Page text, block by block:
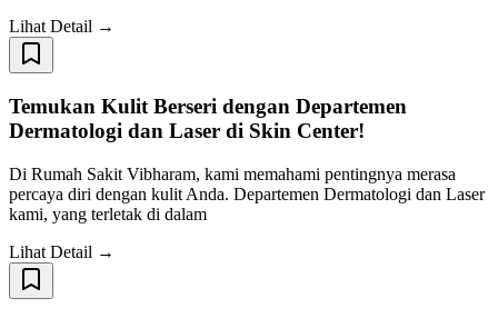
Lihat Detail →
Temukan Kulit Berseri dengan Departemen
Dermatologi dan Laser di Skin Center!
Di Rumah Sakit Vibharam, kami memahami pentingnya merasa
percaya diri dengan kulit Anda. Departemen Dermatologi dan Laser
kami, yang terletak di dalam
Lihat Detail →